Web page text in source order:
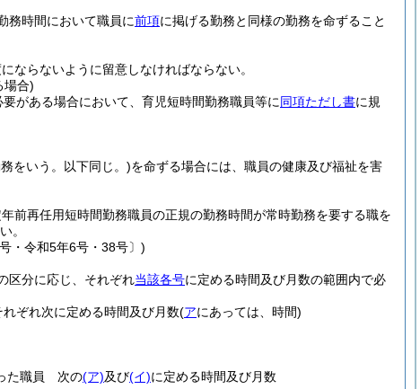
務時間において職員に前項に掲げる勤務と同様の勤務を命ずること
ならないように留意しなければならない。
場合)
がある場合において、育児短時間勤務職員等に同項ただし書に規
をいう。以下同じ。)を命ずる場合には、職員の健康及び福祉を害
前再任用短時間勤務職員の正規の勤務時間が常時勤務を要する職を
。
・令和5年6号・38号〕)
区分に応じ、それぞれ当該各号に定める時間及び月数の範囲内で必
ぞれ次に定める時間及び月数(アにあっては、時間)
た職員 次の(ア)及び(イ)に定める時間及び月数